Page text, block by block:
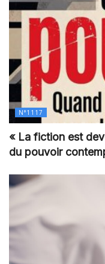
N°1117
« La fiction est
du pouvoir